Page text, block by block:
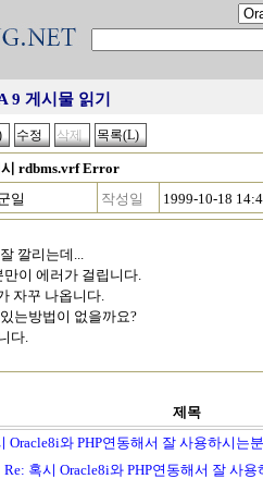
9 게시물 읽기
rdbms.vrf Error
일 작성일 1999-10-18
깔리는데...
만이 에러가 걸립니다.
자꾸 나옵니다.
는방법이 없을까요?
다.
제목
Oracle8i와 PHP연동해서 잘 사용하시는
Re: 혹시 Oracle8i와 PHP연동해서 잘 사